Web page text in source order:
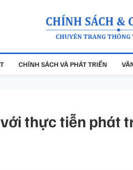
CHÍNH SÁCH VÀ PHÁT TRIỂN
thực tiễn phát